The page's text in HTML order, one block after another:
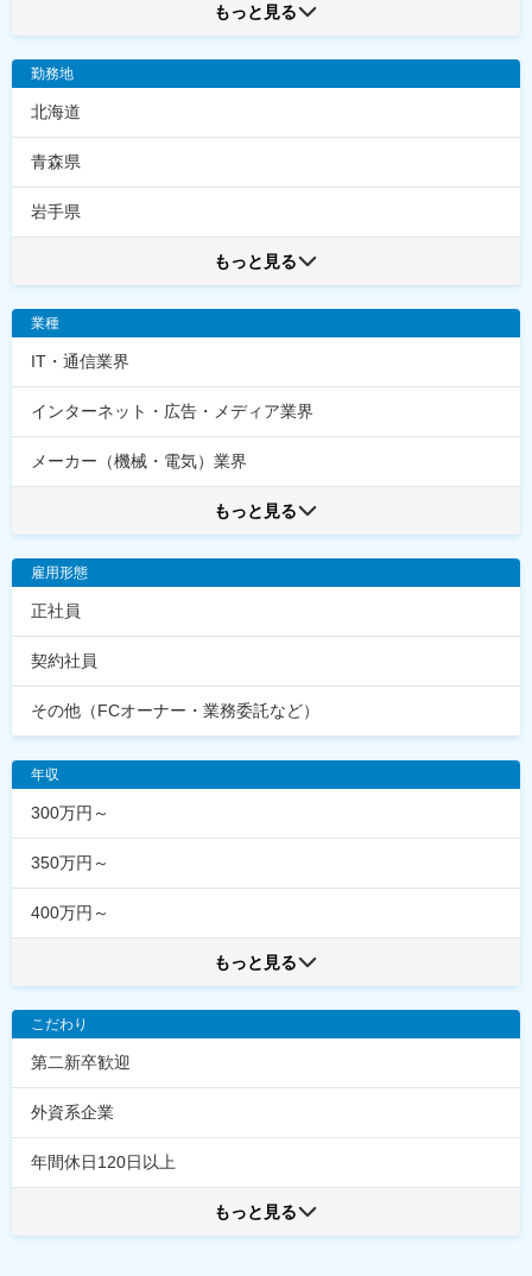
もっと見る
勤務地
北海道
青森県
岩手県
もっと見る
業種
IT・通信業界
インターネット・広告・メディア業界
メーカー（機械・電気）業界
もっと見る
雇用形態
正社員
契約社員
その他（FCオーナー・業務委託など）
年収
300万円～
350万円～
400万円～
もっと見る
こだわり
第二新卒歓迎
外資系企業
年間休日120日以上
もっと見る